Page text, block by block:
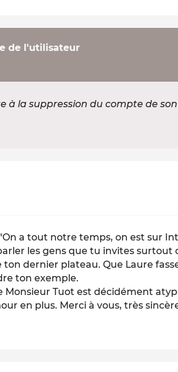
de l'utilisateur
à la suppression du compte de
a tout notre temps, on est sur
les gens que tu invites surtout
dernier plateau. Que Laure
ton exemple.
Monsieur Tuot est décidément
en plus. Merci à vous, très